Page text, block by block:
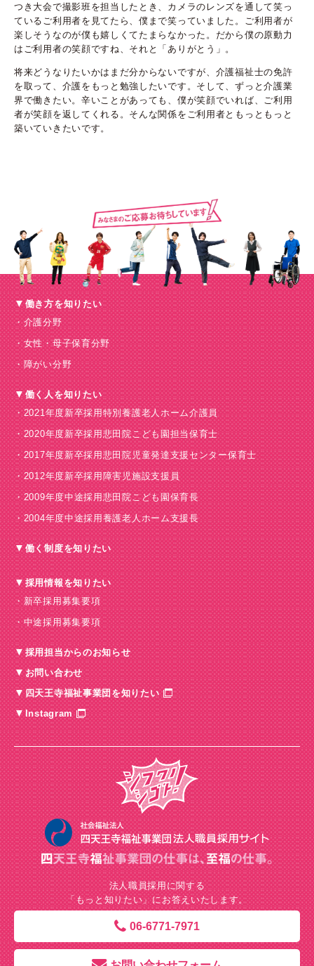
つき大会で撮影班を担当したとき、カメラのレンズを通して笑っ
ているご利用者を見てたら、僕まで笑っていました。ご利用者が
楽しそうなのが僕も嬉しくてたまらなかった。だから僕の原動力
はご利用者の笑顔ですね、それと「ありがとう」。
将来どうなりたいかはまだ分からないですが、介護福祉士の免許
を取って、介護をもっと勉強したいです。そして、ずっと介護業
界で働きたい。辛いことがあっても、僕が笑顔でいれば、ご利用
者が笑顔を返してくれる。そんな関係をご利用者ともっともっと
築いていきたいです。
働き方を知りたい
介護分野
女性・母子保育分野
障がい分野
働く人を知りたい
2021年度新卒採用特別養護老人ホーム介護員
2020年度新卒採用悲田院こども園担当保育士
2017年度新卒採用悲田院児童発達支援センター保育士
2012年度新卒採用障害児施設支援員
2009年度中途採用悲田院こども園保育長
2004年度中途採用養護老人ホーム支援長
働く制度を知りたい
採用情報を知りたい
新卒採用募集要項
中途採用募集要項
採用担当からのお知らせ
お問い合わせ
四天王寺福祉事業団を知りたい
Instagram
法人職員採用に関する
「もっと知りたい」にお答えいたします。
06-6771-7971